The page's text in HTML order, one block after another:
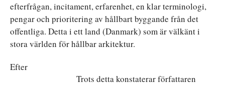
efterfrågan, incitament, erfarenhet, en klar terminologi,
pengar och prioritering av hållbart byggande från det
offentliga. Detta i ett land (Danmark) som är välkänt i
stora världen för hållbar arkitektur.
Trots detta konstaterar författaren
Efter